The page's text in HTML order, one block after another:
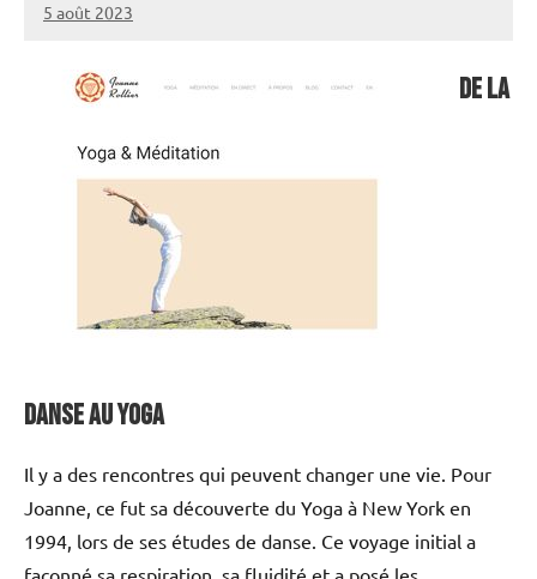
5 août 2023
annuairecoaching
De la
danse au Yoga
Il y a des rencontres qui peuvent changer une vie. Pour
Joanne, ce fut sa découverte du Yoga à New York en
1994, lors de ses études de danse. Ce voyage initial a
façonné sa respiration, sa fluidité et a posé les